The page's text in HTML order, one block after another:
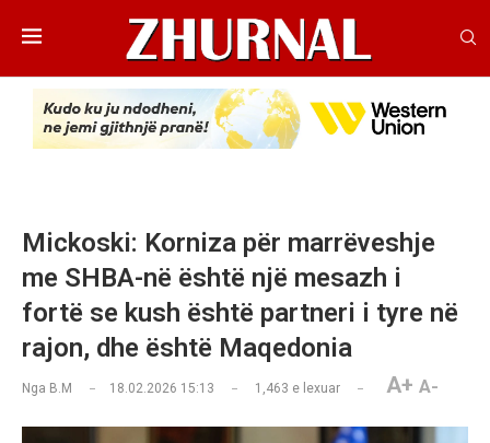
Mickoski: Korniza për marrëveshje
me SHBA-në është një mesazh i
fortë se kush është partneri i tyre në
rajon, dhe është Maqedonia
Nga B.M 18.02.2026 15:13 1,463 e lexuar A+ A-